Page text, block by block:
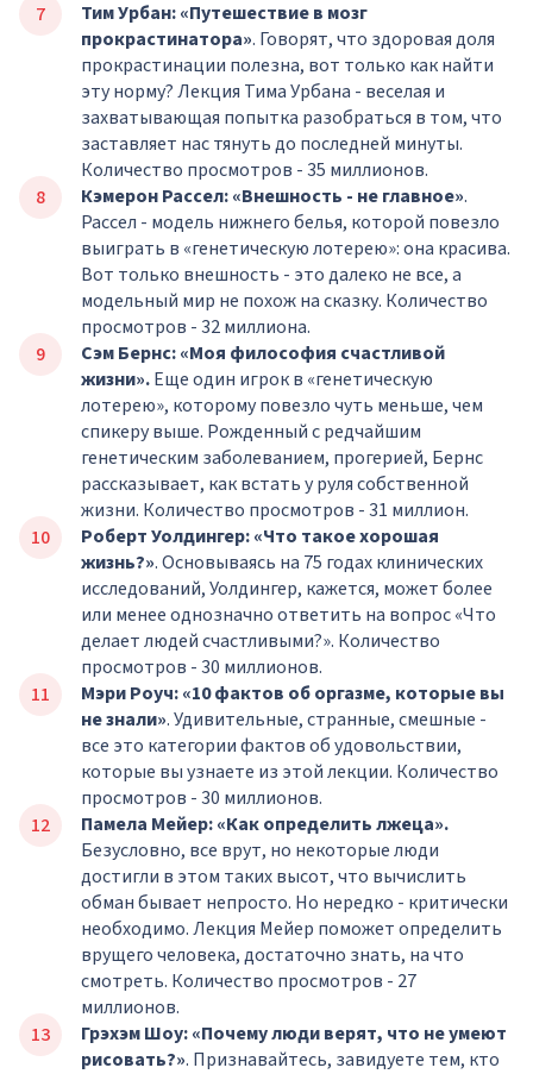
Тим Урбан: «Путешествие в мозг
прокрастинатора». Говорят, что здоровая доля
прокрастинации полезна, вот только как найти
эту норму? Лекция Тима Урбана - веселая и
захватывающая попытка разобраться в том, что
заставляет нас тянуть до последней минуты.
Количество просмотров - 35 миллионов.
Кэмерон Рассел: «Внешность - не главное».
Рассел - модель нижнего белья, которой повезло
выиграть в «генетическую лотерею»: она красива.
Вот только внешность - это далеко не все, а
модельный мир не похож на сказку. Количество
просмотров - 32 миллиона.
Сэм Бернс: «Моя философия счастливой
жизни».Еще один игрок в «генетическую
лотерею», которому повезло чуть меньше, чем
спикеру выше. Рожденный с редчайшим
генетическим заболеванием, прогерией, Бернс
рассказывает, как встать у руля собственной
жизни. Количество просмотров - 31 миллион.
Роберт Уолдингер: «Что такое хорошая
жизнь?». Основываясь на 75 годах клинических
исследований, Уолдингер, кажется, может более
или менее однозначно ответить на вопрос «Что
делает людей счастливыми?». Количество
просмотров - 30 миллионов.
Мэри Роуч: «10 фактов об оргазме, которые вы
не знали». Удивительные, странные, смешные -
все это категории фактов об удовольствии,
которые вы узнаете из этой лекции. Количество
просмотров - 30 миллионов.
Памела Мейер: «Как определить лжеца».
Безусловно, все врут, но некоторые люди
достигли в этом таких высот, что вычислить
обман бывает непросто. Но нередко - критически
необходимо. Лекция Мейер поможет определить
врущего человека, достаточно знать, на что
смотреть. Количество просмотров - 27
миллионов.
Грэхэм Шоу: «Почему люди верят, что не умеют
рисовать?». Признавайтесь, завидуете тем, кто